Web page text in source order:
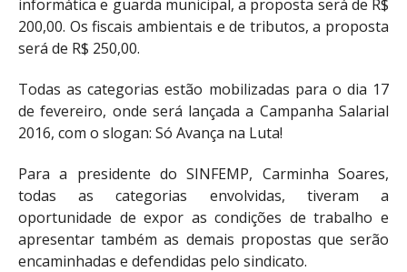
informática e guarda municipal, a proposta será de R$
200,00. Os fiscais ambientais e de tributos, a proposta
será de R$ 250,00.
Todas as categorias estão mobilizadas para o dia 17
de fevereiro, onde será lançada a Campanha Salarial
2016, com o slogan: Só Avança na Luta!
Para a presidente do SINFEMP, Carminha Soares,
todas as categorias envolvidas, tiveram a
oportunidade de expor as condições de trabalho e
apresentar também as demais propostas que serão
encaminhadas e defendidas pelo sindicato.